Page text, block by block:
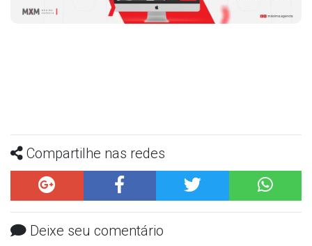
Compartilhe nas redes
Deixe seu comentário